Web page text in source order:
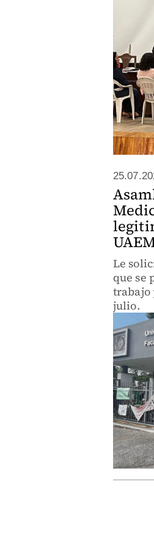
Le
que se
trabajo
julio.